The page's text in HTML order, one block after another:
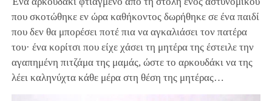
που σκοτώθηκε εν ώρα καθήκοντος δωρήθηκε σε ένα παιδί
που δεν θα μπορέσει ποτέ πια να αγκαλιάσει τον πατέρα
του· ένα κορίτσι που είχε χάσει τη μητέρα της έστειλε την
αγαπημένη πιτζάμα της μαμάς, ώστε το αρκουδάκι να της
λέει καληνύχτα κάθε μέρα στη θέση της μητέρας…